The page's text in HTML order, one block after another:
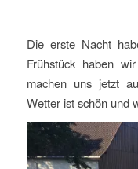
Die erste Nacht
Frühstück haben
machen uns jetzt
Wetter ist schön und